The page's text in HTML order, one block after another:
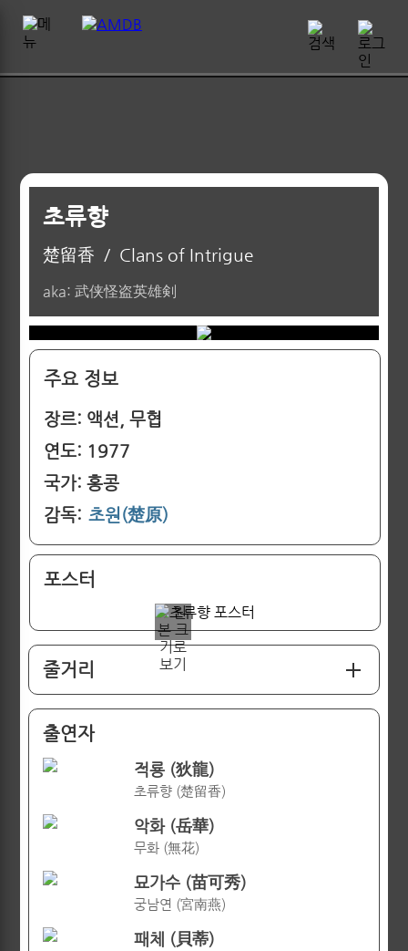
초류향
楚留香 / Clans of Intrigue
aka: 武侠怪盗英雄剣
주요 정보
장르: 액션, 무협
연도: 1977
국가: 홍콩
감독: 초원(楚原)
포스터
줄거리
출연자
적룡 (狄龍)
초류향 (楚留香)
악화 (岳華)
무화 (無花)
묘가수 (苗可秀)
궁남연 (宮南燕)
패체 (貝蒂)